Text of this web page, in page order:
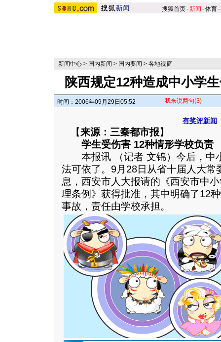
搜狐首页-新闻 -体育-
新闻中心 > 国内新闻 > 国内要闻 > 各地视窗
陕西规定12种造成中小学
时间：2006年09月29日05:52 我来说两句(3)
有奖评新闻
【来源：三秦都市报】
学生受伤害 12种情形学校负责
本报讯 （记者 文锦）今后，中
法可依了。9月28日从省十届人大常
息，西安市人大报请的《西安市中
理条例》获得批准，其中明确了12
事故，责任由学校承担。